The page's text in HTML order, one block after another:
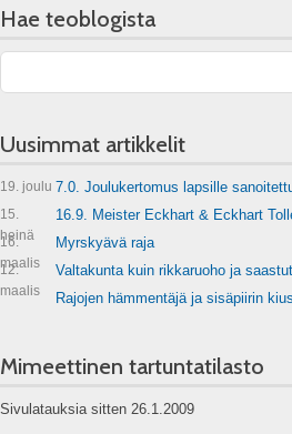
Hae teoblogista
Uusimmat artikkelit
19. joulu 7.0. Joulukertomus lapsille
15.
heinä
16.9. Meister Eckhart & Eckhart
16.
maalis
Myrskyävä raja
12.
maalis
Valtakunta kuin rikkaruoho ja
Rajojen hämmentäjä ja sisäpiirin
Mimeettinen tartuntatilasto
Sivulatauksia sitten 26.1.2009